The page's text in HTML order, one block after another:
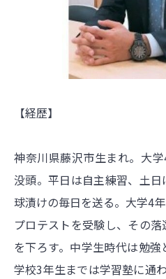
【経歴】
神奈川県藤沢市生まれ。大
没頭。平日は自主練習、土
球漬けの毎日を送る。大学4
プロテストを受験し、その
を下ろす。中学生時代は勉
学校3年生までは学習塾に通